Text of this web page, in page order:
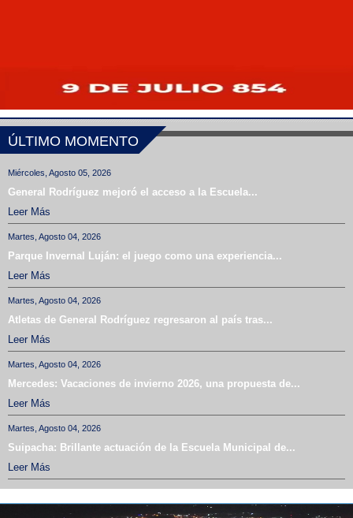
ÚLTIMO MOMENTO
Miércoles, Agosto 05, 2026
General Rodríguez mejoró el acceso a la Escuela...
Leer Más
Martes, Agosto 04, 2026
Parque Invernal Luján: el juego como una experiencia...
Leer Más
Martes, Agosto 04, 2026
Atletas de General Rodríguez regresaron al país tras...
Leer Más
Martes, Agosto 04, 2026
Mercedes: Vacaciones de invierno 2026, una propuesta de...
Leer Más
Martes, Agosto 04, 2026
Suipacha: Brillante actuación de la Escuela Municipal de...
Leer Más